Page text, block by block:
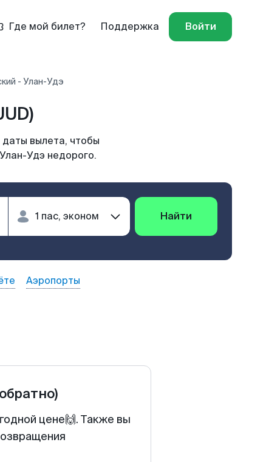
Где мой билет? Поддержка Войти
- Улан-Удэ
вылета, чтобы
Удэ недорого.
Найти
Аэропорты
цене🙌. Также вы